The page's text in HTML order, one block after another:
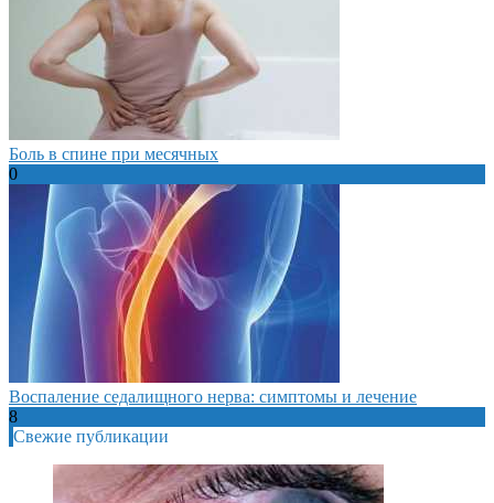
Боль в спине при месячных
0
Воспаление седалищного нерва: симптомы и лечение
8
Свежие публикации